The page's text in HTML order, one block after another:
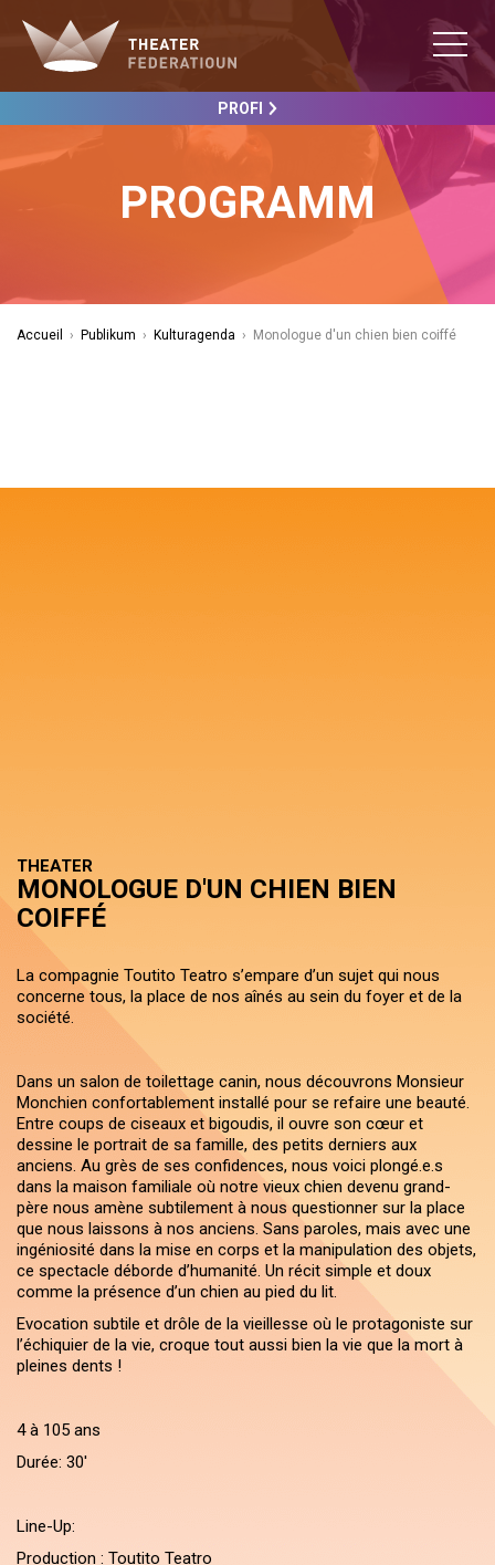
PROFI
PROGRAMM
Accueil › Publikum › Kulturagenda › Monologue d'un chien bien coiffé
THEATER
MONOLOGUE D'UN CHIEN BIEN
COIFFÉ
La compagnie Toutito Teatro s’empare d’un sujet qui nous
concerne tous, la place de nos aînés au sein du foyer et de la
société.
Dans un salon de toilettage canin, nous découvrons Monsieur
Monchien confortablement installé pour se refaire une beauté.
Entre coups de ciseaux et bigoudis, il ouvre son cœur et
dessine le portrait de sa famille, des petits derniers aux
anciens. Au grès de ses confidences, nous voici plongé.e.s
dans la maison familiale où notre vieux chien devenu grand-
père nous amène subtilement à nous questionner sur la place
que nous laissons à nos anciens. Sans paroles, mais avec une
ingéniosité dans la mise en corps et la manipulation des objets,
ce spectacle déborde d’humanité. Un récit simple et doux
comme la présence d’un chien au pied du lit.
Evocation subtile et drôle de la vieillesse où le protagoniste sur
l’échiquier de la vie, croque tout aussi bien la vie que la mort à
pleines dents !
4 à 105 ans
Durée: 30'
Line-Up:
Production : Toutito Teatro